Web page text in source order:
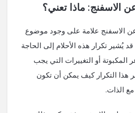
الاسفنج: ماذا تعني؟
عن الاسفنج علامة على وجود موضوع
يُشير تكرار هذه الأحلام إلى الحاجة
المكبوتة أو التغييرات التي يجب
هذا التكرار كيف يمكن أن تكون
مع الذات.